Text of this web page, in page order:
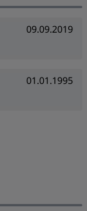
09.09.2019
01.01.1995